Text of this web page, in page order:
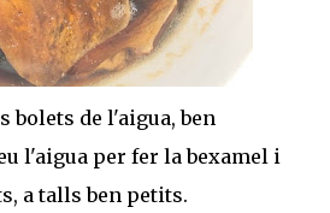
bolets de l'aigua, ben
l'aigua per fer la bexamel i
a talls ben petits.